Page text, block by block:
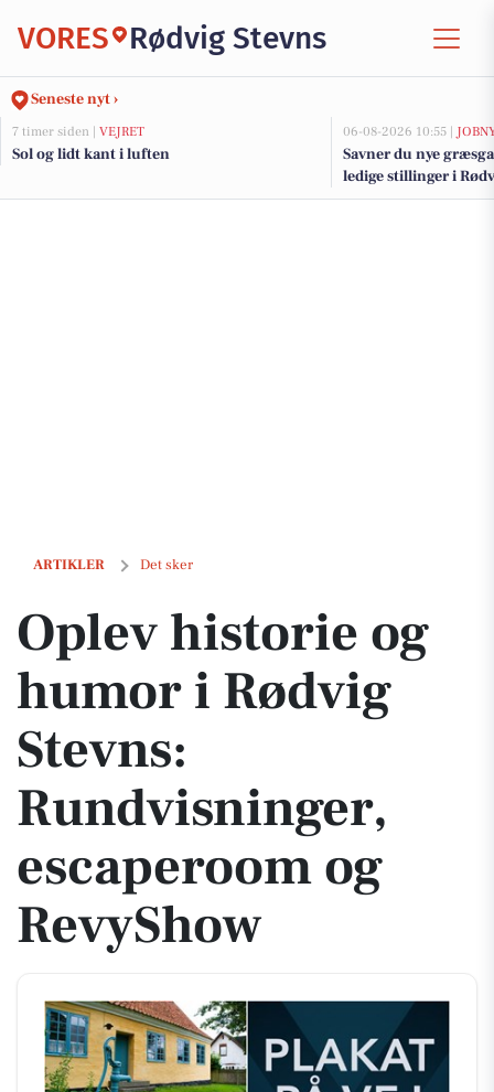
VORES Rødvig Stevns
Seneste nyt ›
7 timer siden | VEJRET
Sol og lidt kant i luften
06-08-2026 10:55 |
Savner du nye
ledige stillinger i
ARTIKLER Det sker
Oplev historie og humor i Rødvig Stevns: Rundvisninger,
Oplev historie og
humor i Rødvig
Stevns:
Rundvisninger,
escaperoom og
RevyShow